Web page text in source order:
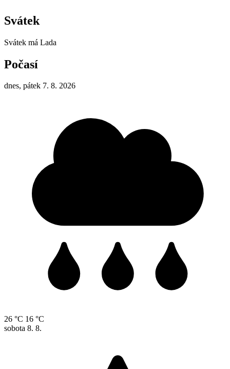
Svátek
Svátek má Lada
Počasí
dnes, pátek 7. 8. 2026
26 °C 16 °C
sobota 8. 8.